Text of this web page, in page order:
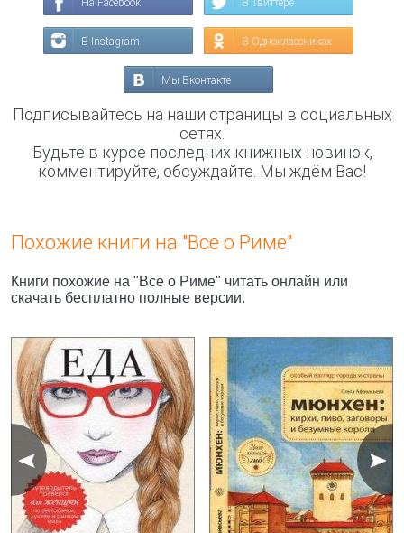
На Facebook В Твиттере
В Instagram В Одноклассниках
Мы Вконтакте
Подписывайтесь на наши страницы в социальных
сетях.
Будьте в курсе последних книжных новинок,
комментируйте, обсуждайте. Мы ждём Вас!
Похожие книги на "Все о Риме"
Книги похожие на "Все о Риме" читать онлайн или
скачать бесплатно полные версии.